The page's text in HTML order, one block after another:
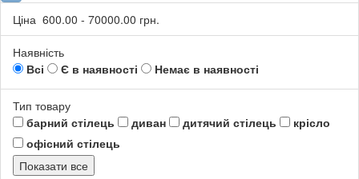
Ціна 600.00 - 70000.00 грн.
Наявність
Всі
Є в наявності Немає в наявності
Тип товару
барний стілець
диван дитячий стілець
крісло
офісний стілець
Показати все